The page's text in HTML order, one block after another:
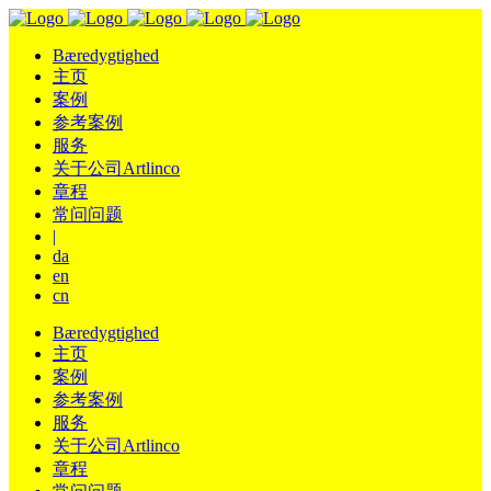
Bæredygtighed
主页
案例
参考案例
服务
关于公司Artlinco
章程
常问问题
|
da
en
cn
Bæredygtighed
主页
案例
参考案例
服务
关于公司Artlinco
章程